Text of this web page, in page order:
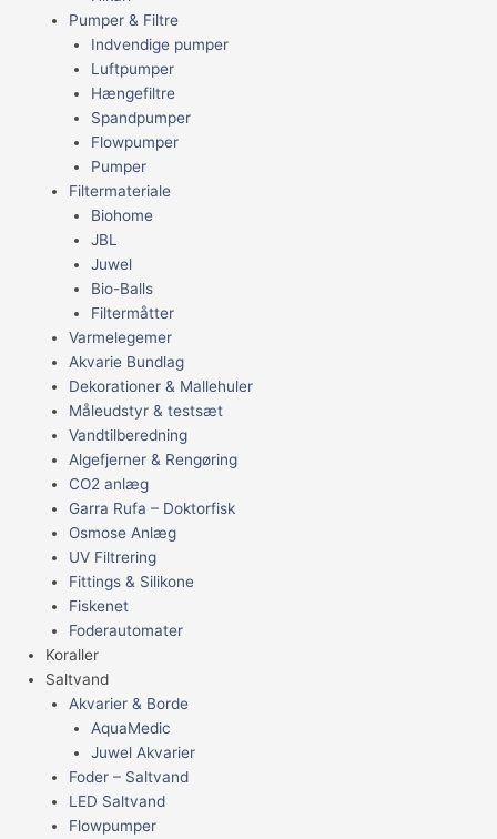
Pumper & Filtre
Indvendige pumper
Luftpumper
Hængefiltre
Spandpumper
Flowpumper
Pumper
Filtermateriale
Biohome
JBL
Juwel
Bio-Balls
Filtermåtter
Varmelegemer
Akvarie Bundlag
Dekorationer & Mallehuler
Måleudstyr & testsæt
Vandtilberedning
Algefjerner & Rengøring
CO2 anlæg
Garra Rufa – Doktorfisk
Osmose Anlæg
UV Filtrering
Fittings & Silikone
Fiskenet
Foderautomater
Koraller
Saltvand
Akvarier & Borde
AquaMedic
Juwel Akvarier
Foder – Saltvand
LED Saltvand
Flowpumper